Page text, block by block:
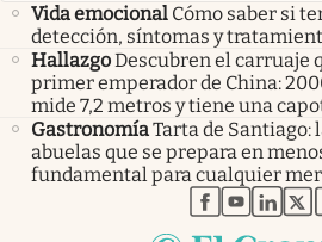
Vida emocional Cómo saber si
detección, síntomas y
HallazgoDescubren el carruaje
primer emperador de China:
mide 7,2 metros y tiene una
GastronomíaTarta de Santiago:
abuelas que se prepara en
fundamental para cualquier
abre enabre en
abre